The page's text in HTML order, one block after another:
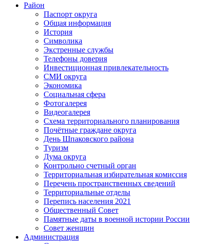
Район
Паспорт округа
Общая информация
История
Символика
Экстренные службы
Телефоны доверия
Инвестиционная привлекательность
СМИ округа
Экономика
Социальная сфера
Фотогалерея
Видеогалерея
Схема территориального планирования
Почётные граждане округа
День Шпаковского района
Туризм
Дума округа
Контрольно счетный орган
Территориальная избирательная комиссия
Перечень пространственных сведений
Территориальные отделы
Перепись населения 2021
Общественный Совет
Памятные даты в военной истории России
Совет женщин
Администрация